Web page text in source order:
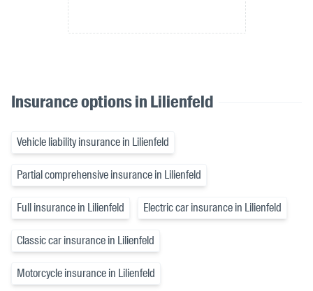
Insurance options in Lilienfeld
Vehicle liability insurance in Lilienfeld
Partial comprehensive insurance in Lilienfeld
Full insurance in Lilienfeld Electric car insurance in Lilienfeld
Classic car insurance in Lilienfeld
Motorcycle insurance in Lilienfeld